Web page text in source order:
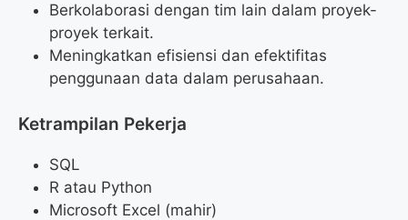
Berkolaborasi dengan tim lain dalam proyek-
proyek terkait.
Meningkatkan efisiensi dan efektifitas
penggunaan data dalam perusahaan.
Ketrampilan Pekerja
SQL
R atau Python
Microsoft Excel (mahir)